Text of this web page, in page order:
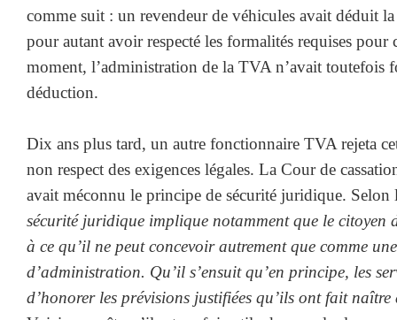
comme suit : un revendeur de véhicules avait déduit
pour autant avoir respecté les formalités requises pour
moment, l’administration de la TVA n’avait toutefois
déduction.
Dix ans plus tard, un autre fonctionnaire TVA rejeta
non respect des exigences légales. La Cour de
avait méconnu le principe de sécurité juridique.
sécurité juridique implique notamment que le citoyen
à ce qu’il ne peut concevoir autrement que comme
d’administration. Qu’il s’ensuit qu’en principe, les
d’honorer les prévisions justifiées qu’ils ont fait